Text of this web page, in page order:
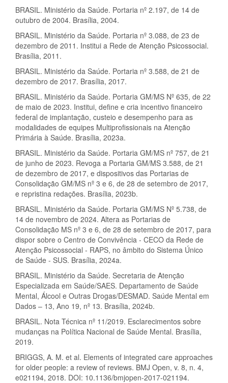
BRASIL. Ministério da Saúde. Portaria nº 2.197, de 14 de
outubro de 2004. Brasília, 2004.
BRASIL. Ministério da Saúde. Portaria nº 3.088, de 23 de
dezembro de 2011. Institui a Rede de Atenção Psicossocial.
Brasília, 2011.
BRASIL. Ministério da Saúde. Portaria nº 3.588, de 21 de
dezembro de 2017. Brasília, 2017.
BRASIL. Ministério da Saúde. Portaria GM/MS Nº 635, de 22
de maio de 2023. Institui, define e cria incentivo financeiro
federal de implantação, custeio e desempenho para as
modalidades de equipes Multiprofissionais na Atenção
Primária à Saúde. Brasília, 2023a.
BRASIL. Ministério da Saúde. Portaria GM/MS nº 757, de 21
de junho de 2023. Revoga a Portaria GM/MS 3.588, de 21
de dezembro de 2017, e dispositivos das Portarias de
Consolidação GM/MS nº 3 e 6, de 28 de setembro de 2017,
e repristina redações. Brasília, 2023b.
BRASIL. Ministério da Saúde. Portaria GM/MS Nº 5.738, de
14 de novembro de 2024. Altera as Portarias de
Consolidação MS nº 3 e 6, de 28 de setembro de 2017, para
dispor sobre o Centro de Convivência - CECO da Rede de
Atenção Psicossocial - RAPS, no âmbito do Sistema Único
de Saúde - SUS. Brasília, 2024a.
BRASIL. Ministério da Saúde. Secretaria de Atenção
Especializada em Saúde/SAES. Departamento de Saúde
Mental, Álcool e Outras Drogas/DESMAD. Saúde Mental em
Dados – 13, Ano 19, nº 13. Brasília, 2024b.
BRASIL. Nota Técnica nº 11/2019. Esclarecimentos sobre
mudanças na Política Nacional de Saúde Mental. Brasília,
2019.
BRIGGS, A. M. et al. Elements of integrated care approaches
for older people: a review of reviews. BMJ Open, v. 8, n. 4,
e021194, 2018. DOI: 10.1136/bmjopen-2017-021194.